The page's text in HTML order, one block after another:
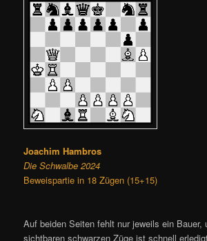
Joachim Hambros
Die Schwalbe 2024
Beweispartie in 18 Zügen (15+15)
Auf beiden Seiten fehlt nur jeweils ein Bauer,
sichtbaren schwarzen Züge ist schnell